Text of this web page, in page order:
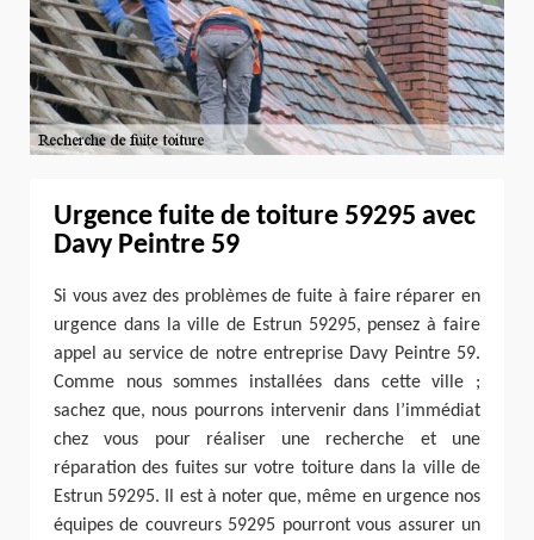
Urgence fuite de toiture 59295 avec
Davy Peintre 59
Si vous avez des problèmes de fuite à faire réparer en
urgence dans la ville de Estrun 59295, pensez à faire
appel au service de notre entreprise Davy Peintre 59.
Comme nous sommes installées dans cette ville ;
sachez que, nous pourrons intervenir dans l’immédiat
chez vous pour réaliser une recherche et une
réparation des fuites sur votre toiture dans la ville de
Estrun 59295. Il est à noter que, même en urgence nos
équipes de couvreurs 59295 pourront vous assurer un